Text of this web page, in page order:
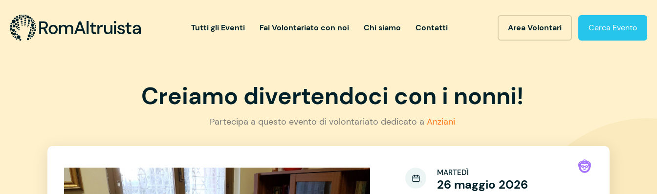
Tutti gli Eventi Fai Volontariato con noi Chi siamo Contatti Area Volontari Cerca Evento
Creiamo divertendoci con i nonni!
Partecipa a questo evento di volontariato dedicato a Anziani
MARTEDÌ
26 maggio 2026